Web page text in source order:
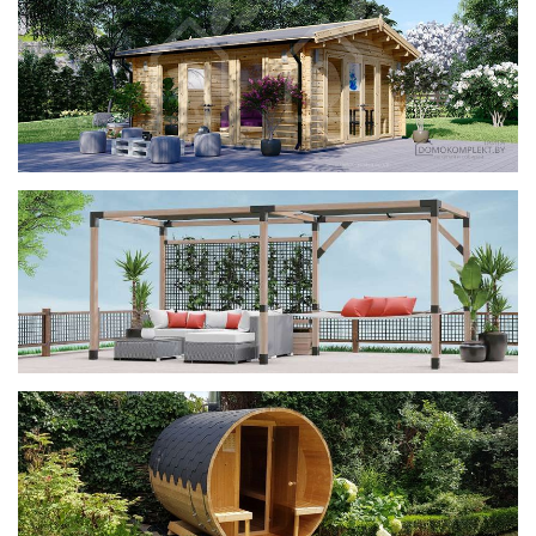
фотогалерея
ДОМИКИ
фотогалерея
Беседки CUBE